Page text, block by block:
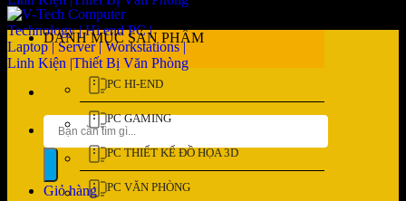
Tìm
kiếm:
Giỏ hàng
DANH MỤC SẢN PHẨM
PC HI-END
PC GAMING
PC THIẾT KẾ ĐỒ HỌA 3D
PC VĂN PHÒNG